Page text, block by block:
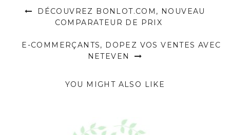
DÉCOUVREZ BONLOT.COM, NOUVEAU
COMPARATEUR DE PRIX
E-COMMERÇANTS, DOPEZ VOS VENTES AVEC
NETEVEN
YOU MIGHT ALSO LIKE